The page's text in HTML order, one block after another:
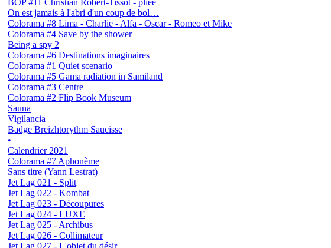
On est jamais à l'abri d'un coup de bol…
Colorama #8 Lima - Charlie - Alfa - Oscar - Romeo et Mike
Colorama #4 Save by the shower
Being a spy 2
Colorama #6 Destinations imaginaires
Colorama #1 Quiet scenario
Colorama #5 Gama radiation in Samiland
Colorama #3 Centre
Colorama #2 Flip Book Museum
Sauna
Vigilancia
Badge Breizhtorythm Saucisse
•
Calendrier 2021
Colorama #7 Aphonème
Sans titre (Yann Lestrat)
Jet Lag 021 - Split
Jet Lag 022 - Kombat
Jet Lag 023 - Découpures
Jet Lag 024 - LUXE
Jet Lag 025 - Archibus
Jet Lag 026 - Collimateur
Jet Lag 027 - L'objet du désir